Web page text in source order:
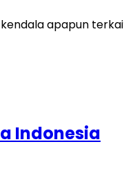
apapun
Indonesia